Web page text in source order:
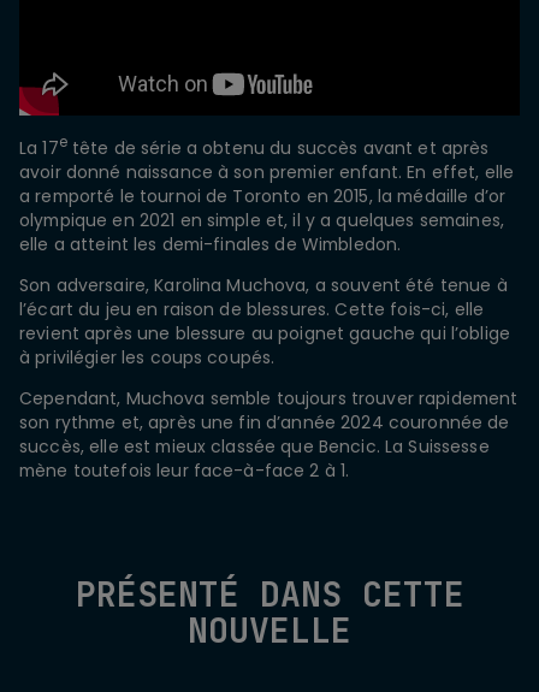
La 17etête de série a obtenu du succès avant et après
avoir donné naissance à son premier enfant. En effet, elle
a remporté le tournoi de Toronto en 2015, la médaille d’or
olympique en 2021 en simple et, il y a quelques semaines,
elle a atteint les demi-finales de Wimbledon.
Son adversaire, Karolina Muchova, a souvent été tenue à
l’écart du jeu en raison de blessures. Cette fois-ci, elle
revient après une blessure au poignet gauche qui l’oblige
à privilégier les coups coupés.
Cependant, Muchova semble toujours trouver rapidement
son rythme et, après une fin d’année 2024 couronnée de
succès, elle est mieux classée que Bencic. La Suissesse
mène toutefois leur face-à-face 2 à 1.
PRÉSENTÉ DANS CETTE
NOUVELLE